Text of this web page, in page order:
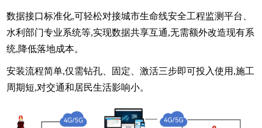
数据接口标准化,可轻松对接城市生命线安全工程监测平台、
水利部门专业系统等,实现数据共享互通,无需额外改造现有系
统,降低落地成本。
安装流程简单,仅需钻孔、固定、激活三步即可投入使用,施工
周期短,对交通和居民生活影响小。